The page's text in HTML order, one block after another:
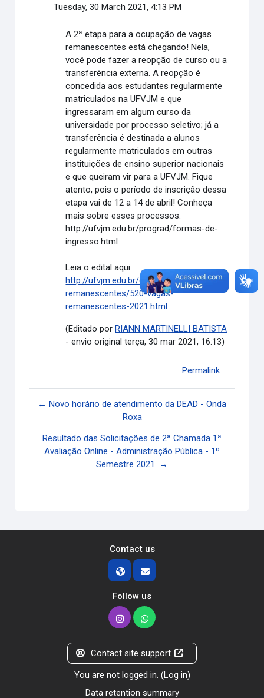
Tuesday, 30 March 2021, 4:13 PM
A 2ª etapa para a ocupação de vagas
remanescentes está chegando! Nela,
você pode fazer a reopção de curso ou a
transferência externa. A reopção é
concedida aos estudantes regularmente
matriculados na UFVJM e que
ingressaram em algum curso da
universidade por processo seletivo; já a
transferência é destinada a alunos
regularmente matriculados em outras
instituições de ensino superior nacionais
e que queiram vir para a UFVJM. Fique
atento, pois o período de inscrição dessa
etapa vai de 12 a 14 de abril! Conheça
mais sobre esses processos:
http://ufvjm.edu.br/prograd/formas-de-
ingresso.html
Leia o edital aqui:
http://ufvjm.edu.br/copese/vagas-
remanescentes/520-vagas-
remanescentes-2021.html
(Editado porRIANN MARTINELLI BATISTA
- envio original terça, 30 mar 2021, 16:13)
Permalink
← Novo horário de atendimento da DEAD - Onda
Roxa
Resultado das Solicitações de 2ª Chamada 1ª
Avaliação Online - Administração Pública - 1º
Semestre 2021. →
Contact us
Follow us
Contact site support
You are not logged in. (Log in)
Data retention summary